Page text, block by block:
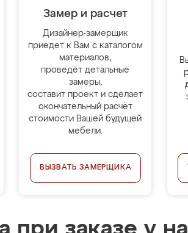
Замер и расчет
Дизайнер-замерщик
приедет к Вам с каталогом
материалов,
проведёт детальные
замеры,
составит проект и сделает
окончательный расчёт
стоимости Вашей будущей
мебели.
ВЫЗВАТЬ ЗАМЕРЩИКА